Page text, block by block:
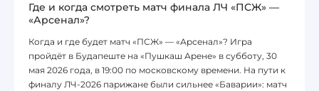
Где и когда смотреть матч финала ЛЧ «ПСЖ» —
«Арсенал»?
Когда и где будет матч «ПСЖ» — «Арсенал»? Игра
пройдёт в Будапеште на «Пушкаш Арене» в субботу, 30
мая 2026 года, в 19:00 по московскому времени. На пути к
финалу ЛЧ-2026 парижане были сильнее «Баварии»: матч